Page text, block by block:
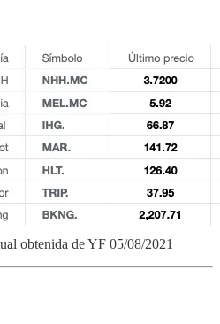
obtenida de YF 05/08/2021